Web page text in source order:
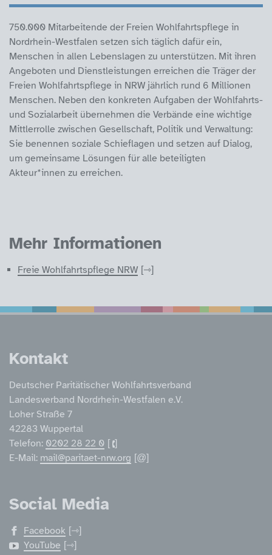
750.000 Mitarbeitende der Freien Wohlfahrtspflege in
Nordrhein-Westfalen setzen sich täglich dafür ein,
Menschen in allen Lebenslagen zu unterstützen. Mit ihren
Angeboten und Dienstleistungen erreichen die Träger der
Freien Wohlfahrtspflege in NRW jährlich rund 6 Millionen
Menschen. Neben den konkreten Aufgaben der Wohlfahrts-
und Sozialarbeit übernehmen die Verbände eine wichtige
Mittlerrolle zwischen Gesellschaft, Politik und Verwaltung:
Sie benennen soziale Schieflagen und setzen auf Dialog,
um gemeinsame Lösungen für alle beteiligten
Akteur*innen zu erreichen.
Mehr Informationen
Freie Wohlfahrtspflege NRW
Service
Kontakt
Deutscher Paritätischer Wohlfahrtsverband
Landesverband Nordrhein-Westfalen e.V.
Loher Straße 7
42283 Wuppertal
Telefon: 0202 28 22 0
E-Mail: mail@paritaet-nrw.org
Social Media
Facebook
YouTube